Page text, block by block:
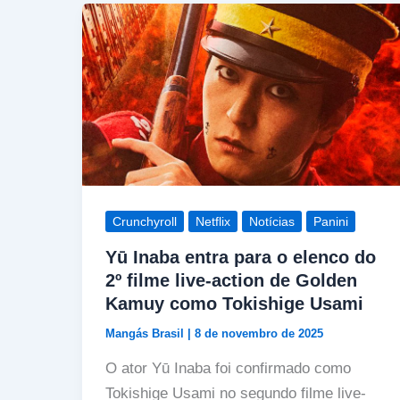
Crunchyroll Netflix Notícias Panini
Yū Inaba entra para o elenco do
2º filme live-action de Golden
Kamuy como Tokishige Usami
Mangás Brasil 8 de novembro de 2025
O ator Yū Inaba foi confirmado como
Tokishige Usami no segundo filme live-